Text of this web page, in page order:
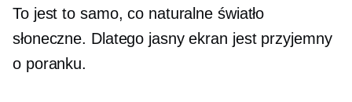
To jest to samo, co naturalne światło
słoneczne. Dlatego jasny ekran jest przyjemny
o poranku.